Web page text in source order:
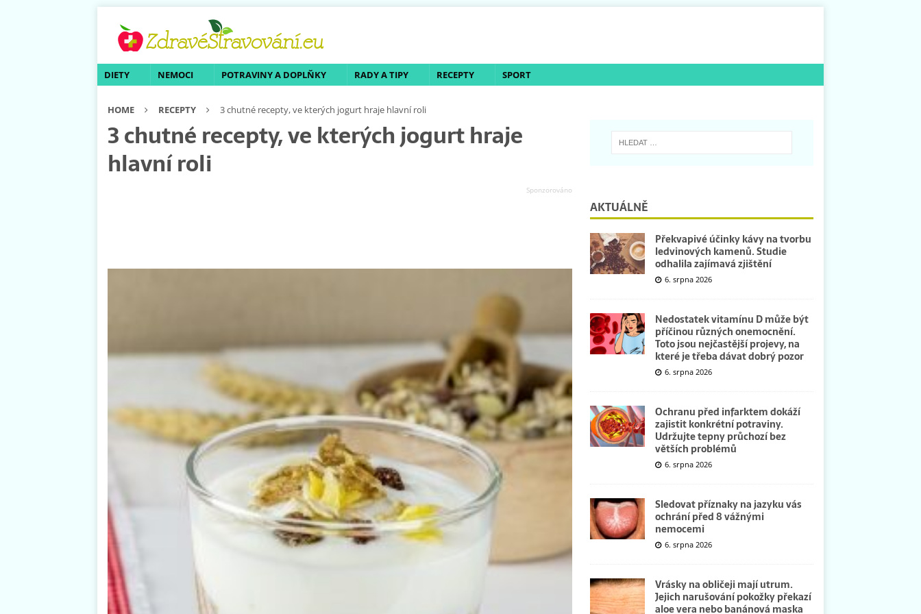
DIETY NEMOCI POTRAVINY A DOPLŇKY RADY A TIPY RECEPTY SPORT
HOME RECEPTY 3 chutné recepty, ve kterých jogurt hraje hlavní roli
3 chutné recepty, ve kterých jogurt hraje
hlavní roli
AKTUÁLNĚ
Překvapivé účinky kávy na tvorbu
ledvinových kamenů. Studie
odhalila zajímavá zjištění
6. srpna 2026
Nedostatek vitamínu D může být
příčinou různých onemocnění.
Toto jsou nejčastější projevy, na
které je třeba dávat dobrý pozor
6. srpna 2026
Ochranu před infarktem dokáží
zajistit konkrétní potraviny.
Udržujte tepny průchozí bez
větších problémů
6. srpna 2026
Sledovat příznaky na jazyku vás
ochrání před 8 vážnými
nemocemi
6. srpna 2026
Vrásky na obličeji mají utrum.
Jejich narušování pokožky překazí
aloe vera nebo banánová maska